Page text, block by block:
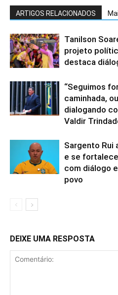
ARTIGOS RELACIONADOS
Tanilson
projeto
destaca
“Seguimos
caminhada,
dialogando
Valdir
Sargento Rui
e se
com diálogo
povo
DEIXE UMA RESPOSTA